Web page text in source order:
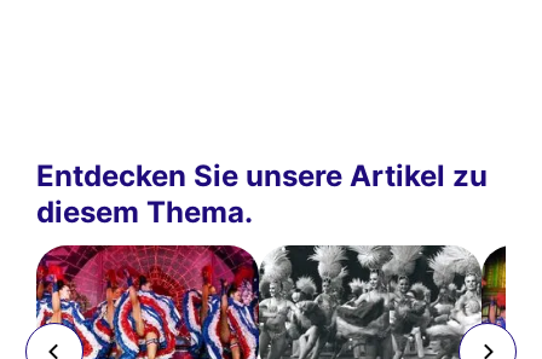
Entdecken Sie unsere Artikel zu
diesem Thema.